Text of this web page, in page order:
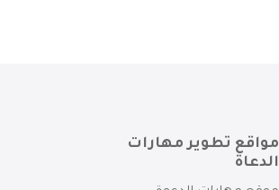
مواقع تطوير مهارات
الدعاة